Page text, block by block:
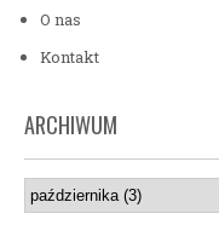
O nas
Kontakt
ARCHIWUM